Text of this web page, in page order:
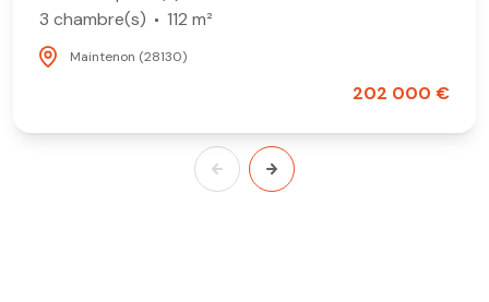
3 chambre(s)
112 m²
Maintenon (28130)
202 000 €